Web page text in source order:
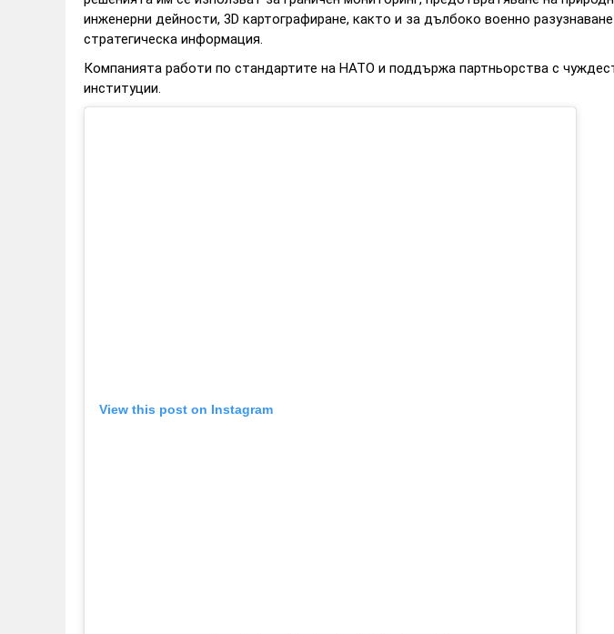
инженерни дейности, 3D картографиране, както и за дълбоко военно
стратегическа информация.
Компанията работи по стандартите на НАТО и поддържа партньорства с
институции.
View this post on Instagram